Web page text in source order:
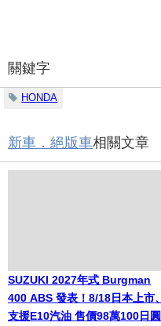
關鍵字
HONDA
新車．絕版車相關文章
SUZUKI 2027年式 Burgman
400 ABS 發表！8/18日本上市、
支援E10汽油 售價98萬100日圓